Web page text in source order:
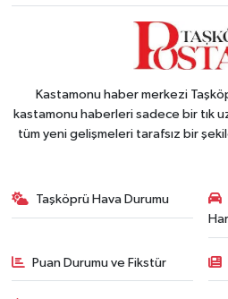
Kastamonu haber merkezi
kastamonu haberleri sadece bir tık
tüm yeni gelişmeleri tarafsız bir
Taşköprü Hava Durumu
Puan Durumu ve Fikstür